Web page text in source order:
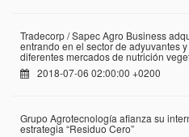
Tradecorp / Sapec Agro Business
entrando en el sector de adyuvantes
diferentes mercados de nutrición
2018-07-06 02:00:00 +0200
Grupo Agrotecnología afianza su
estrategia “Residuo Cero”